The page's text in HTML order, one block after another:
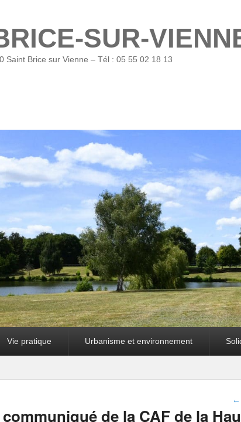
SUR-
Saint Brice sur Vienne – Tél : 05 55 02 18 13
Vie pratique Urbanisme et environnement
←
de la CAF de la